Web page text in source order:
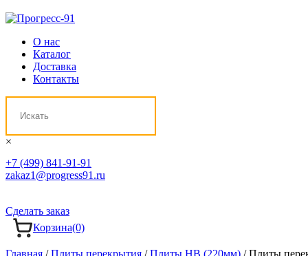
О нас
Каталог
Доставка
Контакты
×
+7 (499) 841-91-91
zakaz1@progress91.ru
Сделать заказ
Корзина(0)
Главная /Плиты перекрытия /Плиты НВ (220мм) / Плиты